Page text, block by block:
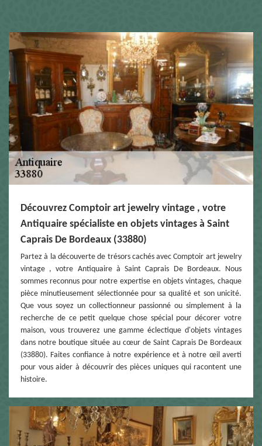
Découvrez Comptoir art jewelry vintage , votre
Antiquaire spécialiste en objets vintages à Saint
Caprais De Bordeaux (33880)
Partez à la découverte de trésors cachés avec Comptoir art jewelry
vintage , votre Antiquaire à Saint Caprais De Bordeaux. Nous
sommes reconnus pour notre expertise en objets vintages, chaque
pièce minutieusement sélectionnée pour sa qualité et son unicité.
Que vous soyez un collectionneur passionné ou simplement à la
recherche de ce petit quelque chose spécial pour décorer votre
maison, vous trouverez une gamme éclectique d'objets vintages
dans notre boutique située au cœur de Saint Caprais De Bordeaux
(33880). Faites confiance à notre expérience et à notre œil averti
pour vous aider à découvrir des pièces uniques qui racontent une
histoire.